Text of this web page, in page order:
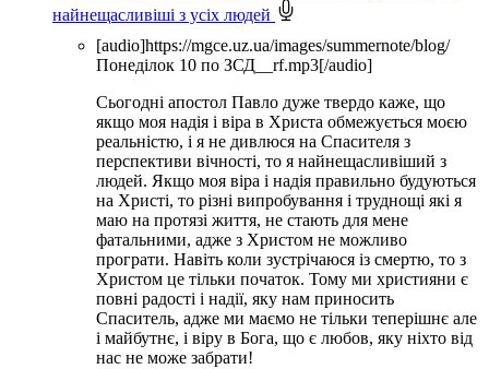
найнещасливіші з усіх людей
[audio]https://mgce.uz.ua/images/summernote/blog/
Понеділок 10 по ЗСД__rf.mp3[/audio]
Сьогодні апостол Павло дуже твердо каже, що
якщо моя надія і віра в Христа обмежується моєю
реальністю, і я не дивлюся на Спасителя з
перспективи вічності, то я найнещасливіший з
людей. Якщо моя віра і надія правильно будуються
на Христі, то різні випробування і труднощі які я
маю на протязі життя, не стають для мене
фатальними, адже з Христом не можливо
програти. Навіть коли зустрічаюся із смертю, то з
Христом це тільки початок. Тому ми християни є
повні радості і надії, яку нам приносить
Спаситель, адже ми маємо не тільки теперішнє але
і майбутнє, і віру в Бога, що є любов, яку ніхто від
нас не може забрати!